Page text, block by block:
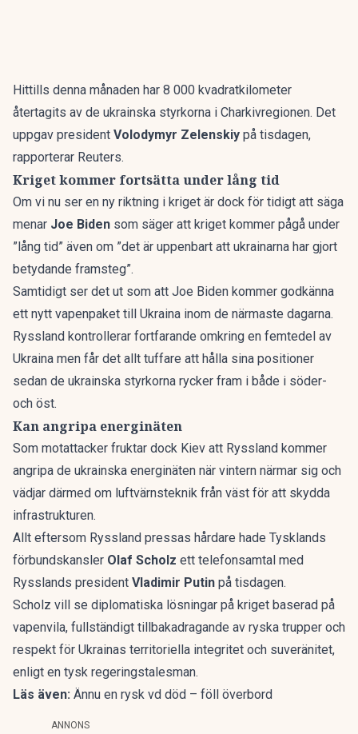
Hittills denna månaden har 8 000 kvadratkilometer
återtagits av de ukrainska styrkorna i Charkivregionen. Det
uppgav president Volodymyr Zelenskiy på tisdagen,
rapporterar Reuters.
Kriget kommer fortsätta under lång tid
Om vi nu ser en ny riktning i kriget är dock för tidigt att säga
menar Joe Biden som säger att kriget kommer pågå under
”lång tid” även om ”det är uppenbart att ukrainarna har gjort
betydande framsteg”.
Samtidigt ser det ut som att Joe Biden kommer godkänna
ett nytt vapenpaket till Ukraina inom de närmaste dagarna.
Ryssland kontrollerar fortfarande omkring en femtedel av
Ukraina men får det allt tuffare att hålla sina positioner
sedan de ukrainska styrkorna rycker fram i både i söder-
och öst.
Kan angripa energinäten
Som motattacker fruktar dock Kiev att Ryssland kommer
angripa de ukrainska energinäten när vintern närmar sig och
vädjar därmed om luftvärnsteknik från väst för att skydda
infrastrukturen.
Allt eftersom Ryssland pressas hårdare hade Tysklands
förbundskansler Olaf Scholz ett telefonsamtal med
Rysslands president Vladimir Putin på tisdagen.
Scholz vill se diplomatiska lösningar på kriget baserad på
vapenvila, fullständigt tillbakadragande av ryska trupper och
respekt för Ukrainas territoriella integritet och suveränitet,
enligt en tysk regeringstalesman.
Läs även: Ännu en rysk vd död – föll överbord
ANNONS